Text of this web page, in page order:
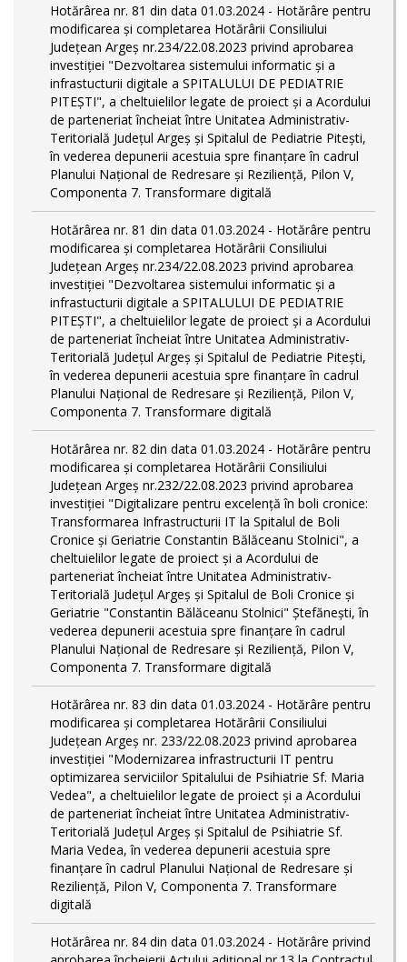
Hotărârea nr. 81 din data 01.03.2024 - Hotărâre pentru
modificarea și completarea Hotărârii Consiliului
Județean Argeș nr.234/22.08.2023 privind aprobarea
investiției "Dezvoltarea sistemului informatic și a
infrastucturii digitale a SPITALULUI DE PEDIATRIE
PITEŞTI", a cheltuielilor legate de proiect și a Acordului
de parteneriat încheiat între Unitatea Administrativ-
Teritorială Județul Argeș și Spitalul de Pediatrie Pitești,
în vederea depunerii acestuia spre finanțare în cadrul
Planului Național de Redresare și Reziliență, Pilon V,
Componenta 7. Transformare digitală
Hotărârea nr. 81 din data 01.03.2024 - Hotărâre pentru
modificarea și completarea Hotărârii Consiliului
Județean Argeș nr.234/22.08.2023 privind aprobarea
investiției "Dezvoltarea sistemului informatic și a
infrastucturii digitale a SPITALULUI DE PEDIATRIE
PITEŞTI", a cheltuielilor legate de proiect și a Acordului
de parteneriat încheiat între Unitatea Administrativ-
Teritorială Județul Argeș și Spitalul de Pediatrie Pitești,
în vederea depunerii acestuia spre finanțare în cadrul
Planului Național de Redresare și Reziliență, Pilon V,
Componenta 7. Transformare digitală
Hotărârea nr. 82 din data 01.03.2024 - Hotărâre pentru
modificarea și completarea Hotărârii Consiliului
Județean Argeș nr.232/22.08.2023 privind aprobarea
investiției "Digitalizare pentru excelență în boli cronice:
Transformarea Infrastructurii IT la Spitalul de Boli
Cronice și Geriatrie Constantin Bălăceanu Stolnici", a
cheltuielilor legate de proiect și a Acordului de
parteneriat încheiat între Unitatea Administrativ-
Teritorială Județul Argeș și Spitalul de Boli Cronice și
Geriatrie "Constantin Bălăceanu Stolnici" Ștefănești, în
vederea depunerii acestuia spre finanțare în cadrul
Planului Național de Redresare și Reziliență, Pilon V,
Componenta 7. Transformare digitală
Hotărârea nr. 83 din data 01.03.2024 - Hotărâre pentru
modificarea și completarea Hotărârii Consiliului
Județean Argeș nr. 233/22.08.2023 privind aprobarea
investiției "Modernizarea infrastructurii IT pentru
optimizarea serviciilor Spitalului de Psihiatrie Sf. Maria
Vedea", a cheltuielilor legate de proiect și a Acordului
de parteneriat încheiat între Unitatea Administrativ-
Teritorială Județul Argeș și Spitalul de Psihiatrie Sf.
Maria Vedea, în vederea depunerii acestuia spre
finanțare în cadrul Planului Național de Redresare și
Reziliență, Pilon V, Componenta 7. Transformare
digitală
Hotărârea nr. 84 din data 01.03.2024 - Hotărâre privind